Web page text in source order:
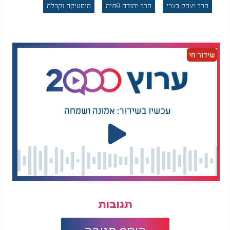
ותושיה. גם עניים מרודים עשו כבדרך קבע את דרכם
אל מעונו של חכם יהודה. ידוע ידעו כי החכם יעניק להם
מתת הגונה, בסבר פנים יפות, לא לפני שהרבנית תערוך
לפניהם שולחן כיד המלך.
המלצות נוספות
סין מוכרת רכבים
שגריר ארה"ב בישראל:
פני כדור הארץ"
הרב יצחק בצרי הרב יהודה פתיה מיסטיקה וקבלה
שידור חי
עכשיו בשידור: אמונה ושמחה
תגובות